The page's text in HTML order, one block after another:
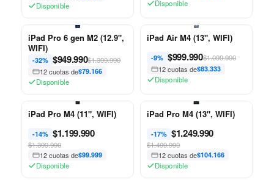
Disponible Disponible
iPad Pro 6 gen M2 (12.9",
WIFI)
-32% $949.990$1.399.990
12 cuotas de$79.166
Disponible
iPad Air M4 (13", WIFI)
-9% $999.990$1.099.990
12 cuotas de$83.333
Disponible
iPad Pro M4 (11", WIFI)
-14% $1.199.990
$1.399.990
12 cuotas de$99.999
Disponible
iPad Pro M4 (13", WIFI)
-17% $1.249.990
$1.499.990
12 cuotas de$104.166
Disponible